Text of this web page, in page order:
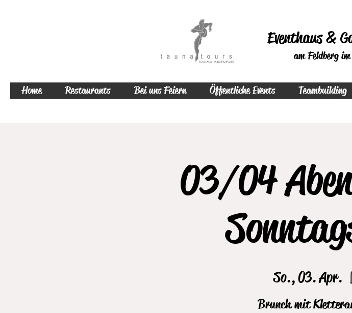
Eventhaus &
am Feldberg
Home Restaurants Bei uns Feiern Öffentliche Events Teambuilding
03/04
So., 03. Apr.
Brunch mit